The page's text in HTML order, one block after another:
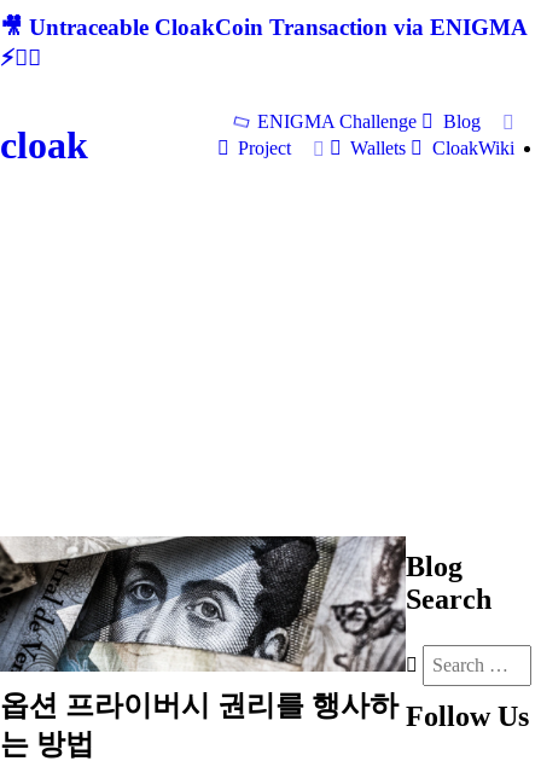
🎥 Untraceable CloakCoin Transaction via ENIGMA
⚡🕵‍♂
cloak
ENIGMA Challenge
Blog
Project
Wallets CloakWiki
옵션 프라이버시 권리를 행사하
는 방법
Blog
Search
Follow Us